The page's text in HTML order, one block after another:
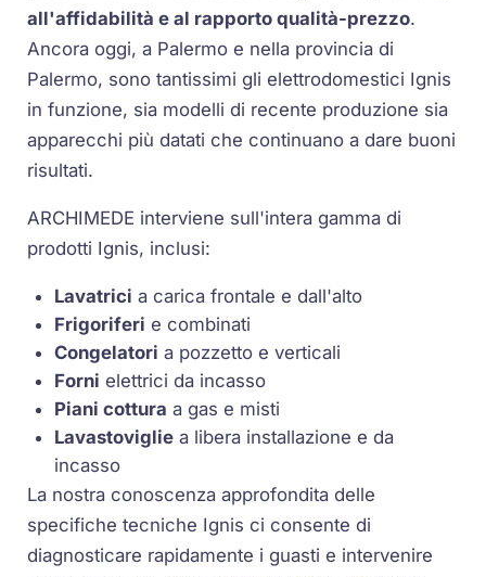
all'affidabilità e al rapporto qualità-prezzo.
Ancora oggi, a Palermo e nella provincia di
Palermo, sono tantissimi gli elettrodomestici Ignis
in funzione, sia modelli di recente produzione sia
apparecchi più datati che continuano a dare buoni
risultati.
ARCHIMEDE interviene sull'intera gamma di
prodotti Ignis, inclusi:
Lavatrici a carica frontale e dall'alto
Frigoriferi e combinati
Congelatori a pozzetto e verticali
Forni elettrici da incasso
Piani cottura a gas e misti
Lavastoviglie a libera installazione e da
incasso
La nostra conoscenza approfondita delle
specifiche tecniche Ignis ci consente di
diagnosticare rapidamente i guasti e intervenire